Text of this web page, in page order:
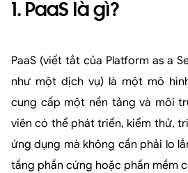
1. PaaS là gì?
PaaS (viết tắt của Platform as a
như một dịch vụ) là một mô
cung cấp một nền tảng và môi
viên có thể phát triển, kiểm thử,
ứng dụng mà không cần phải lo
tầng phần cứng hoặc phần mềm